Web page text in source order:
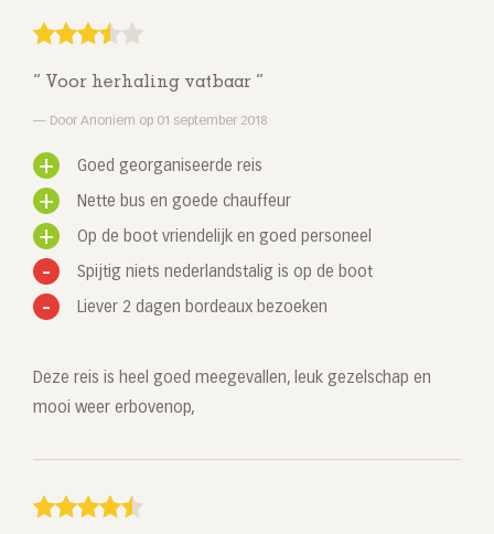
Voor herhaling vatbaar
Door Anoniem op 01 september 2018
Goed georganiseerde reis
Nette bus en goede chauffeur
Op de boot vriendelijk en goed personeel
Spijtig niets nederlandstalig is op de boot
Liever 2 dagen bordeaux bezoeken
Deze reis is heel goed meegevallen, leuk gezelschap en
mooi weer erbovenop,